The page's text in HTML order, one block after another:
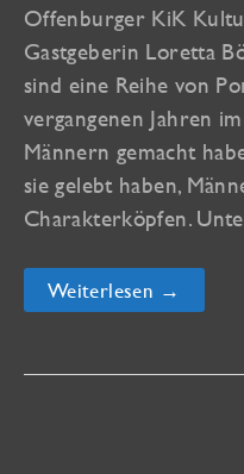
Offenburger KiK
Gastgeberin Loretta
sind eine Reihe von
vergangenen Jahren
Männern gemacht
sie gelebt haben,
Charakterköpfen.
„MannsBilder“
Vernissage
in
Weiterlesen →